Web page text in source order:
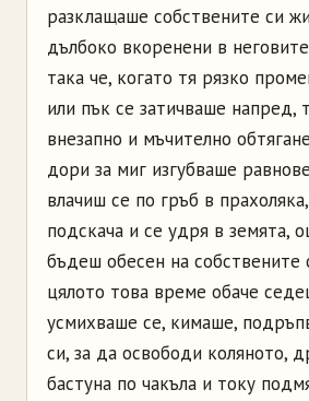
разклащаше собствените си
дълбоко вкоренени в
така че, когато тя рязко
или пък се затичваше напред,
внезапно и мъчително
дори за миг изгубваше
влачиш се по гръб в
подскача и се удря в земята,
бъдеш обесен на собствените
цялото това време обаче
усмихваше се, кимаше,
си, за да освободи коляното,
бастуна по чакъла и току